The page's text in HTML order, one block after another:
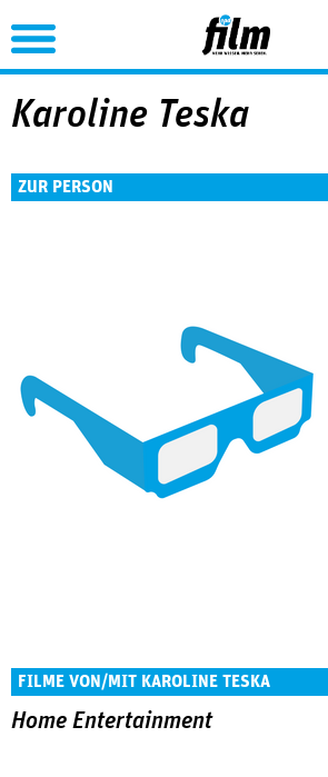
Jump to Navigation
Karoline Teska
ZUR PERSON
FILME VON/MIT KAROLINE TESKA
Home Entertainment